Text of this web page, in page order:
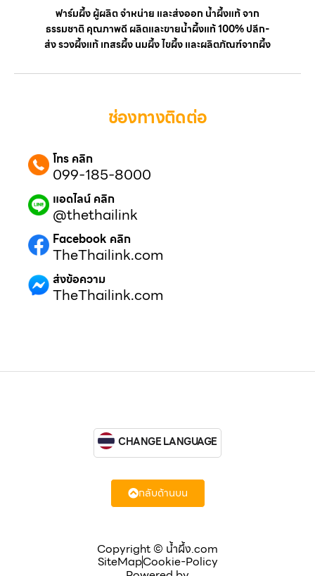
ฟาร์มผึ้ง ผู้ผลิต จำหน่าย และส่งออก น้ำผึ้งแท้ จาก
ธรรมชาติ คุณภาพดี ผลิตและขายน้ำผึ้งแท้ 100% ปลีก-
ส่ง รวงผึ้งแท้ เกสรผึ้ง นมผึ้ง ไขผึ้ง และผลิตภัณฑ์จากผึ้ง
ช่องทางติดต่อ
โทร คลิก
099-185-8000
แอดไลน์ คลิก
@thethailink
Facebook คลิก
TheThailink.com
ส่งข้อความ
TheThailink.com
Copyright © น้ำผึ้ง.com
SiteMapCookie-Policy
CHANGE LANGUAGE
กลับด้านบน